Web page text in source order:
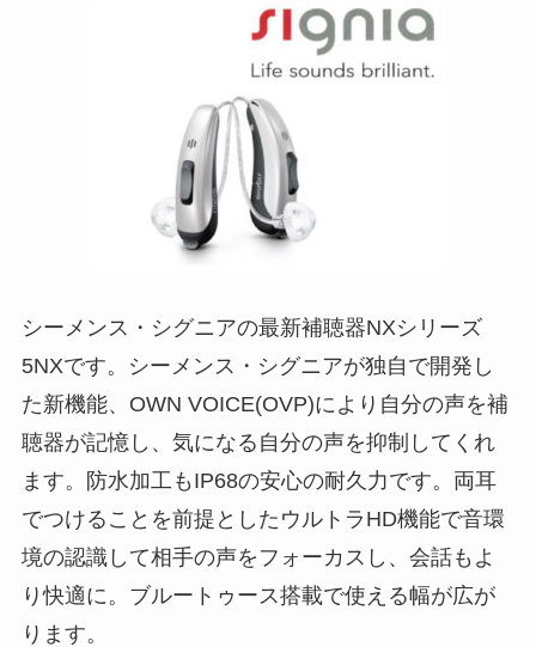
シーメンス・シグニアの最新補聴器NXシリーズ
5NXです。シーメンス・シグニアが独自で開発し
た新機能、OWN VOICE(OVP)により自分の声を補
聴器が記憶し、気になる自分の声を抑制してくれ
ます。防水加工もIP68の安心の耐久力です。両耳
でつけることを前提としたウルトラHD機能で音環
境の認識して相手の声をフォーカスし、会話もよ
り快適に。ブルートゥース搭載で使える幅が広が
ります。